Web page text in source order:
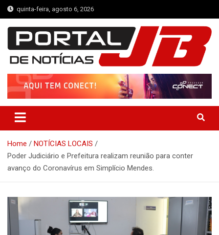
Skip
to
content
quinta-feira, agosto 6, 2026
Portal de Notícias JB
Notícias de Simplício Mendes e Região
Home
NOTÍCIAS LOCAIS
Poder Judiciário e Prefeitura realizam reunião para conter
avanço do Coronavírus em Simplício Mendes.